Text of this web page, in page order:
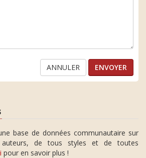
ANNULER
base de données communautaire sur
de tous styles et de toutes
pour en savoir plus !